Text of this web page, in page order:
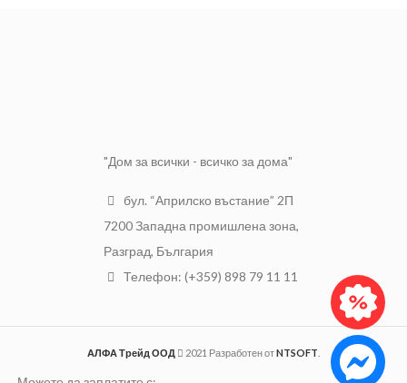
"Дом за всички - всичко за дома"
бул. “Априлско въстание” 2П
7200 Западна промишлена зона,
Разград, България
Телефон: (+359) 898 79 11 11
АЛФА Трейд ООД 2021 Разработен отNTSOFT